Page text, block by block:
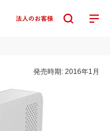
発売時期:2016年1月